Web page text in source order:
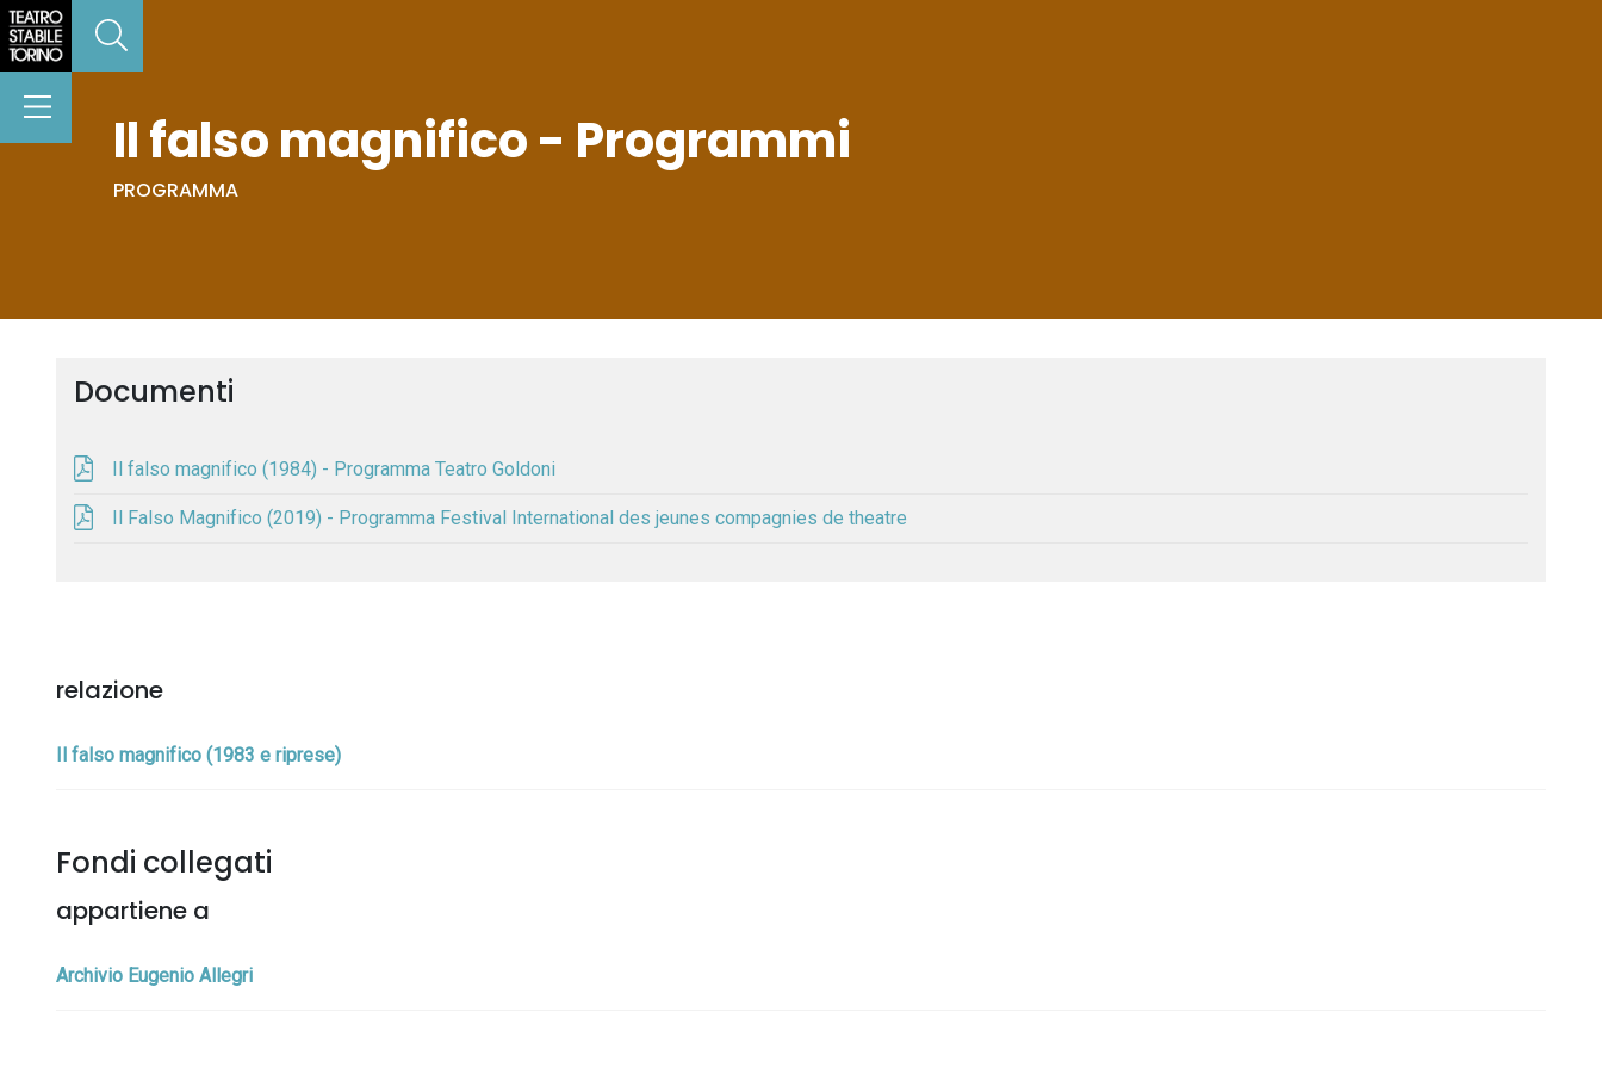
Il falso magnifico - Programmi
PROGRAMMA
Documenti
Il falso magnifico (1984) - Programma Teatro Goldoni
Il Falso Magnifico (2019) - Programma Festival International des jeunes compagnies de theatre
relazione
Il falso magnifico (1983 e riprese)
Fondi collegati
appartiene a
Archivio Eugenio Allegri